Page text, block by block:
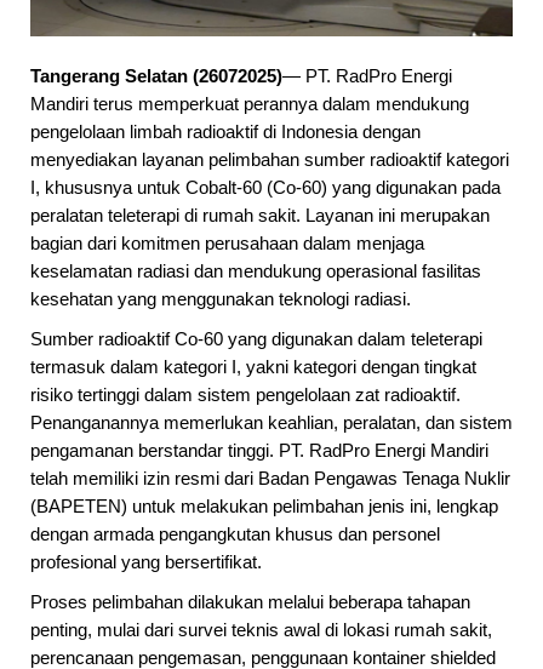
Tangerang Selatan (26072025)— PT. RadPro Energi
Mandiri terus memperkuat perannya dalam mendukung
pengelolaan limbah radioaktif di Indonesia dengan
menyediakan layanan pelimbahan sumber radioaktif kategori
I, khususnya untuk Cobalt-60 (Co-60) yang digunakan pada
peralatan teleterapi di rumah sakit. Layanan ini merupakan
bagian dari komitmen perusahaan dalam menjaga
keselamatan radiasi dan mendukung operasional fasilitas
kesehatan yang menggunakan teknologi radiasi.
Sumber radioaktif Co-60 yang digunakan dalam teleterapi
termasuk dalam kategori I, yakni kategori dengan tingkat
risiko tertinggi dalam sistem pengelolaan zat radioaktif.
Penanganannya memerlukan keahlian, peralatan, dan sistem
pengamanan berstandar tinggi. PT. RadPro Energi Mandiri
telah memiliki izin resmi dari Badan Pengawas Tenaga Nuklir
(BAPETEN) untuk melakukan pelimbahan jenis ini, lengkap
dengan armada pengangkutan khusus dan personel
profesional yang bersertifikat.
Proses pelimbahan dilakukan melalui beberapa tahapan
penting, mulai dari survei teknis awal di lokasi rumah sakit,
perencanaan pengemasan, penggunaan kontainer shielded